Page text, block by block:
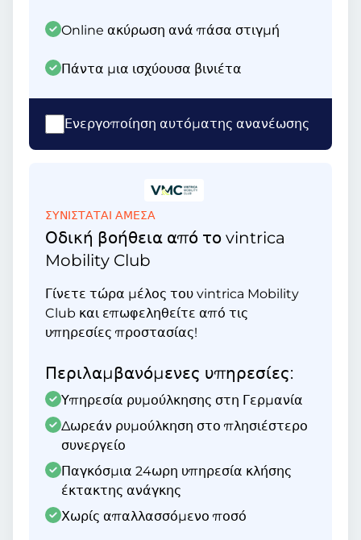
Online ακύρωση ανά πάσα στιγμή
Πάντα μια ισχύουσα βινιέτα
Ενεργοποίηση αυτόματης ανανέωσης
ΣΥΝΙΣΤΑΤΑΙ ΑΜΕΣΑ
Οδική βοήθεια από το vintrica
Mobility Club
Γίνετε τώρα μέλος του vintrica Mobility
Club και επωφεληθείτε από τις
υπηρεσίες προστασίας!
Περιλαμβανόμενες υπηρεσίες:
Υπηρεσία ρυμούλκησης στη Γερμανία
Δωρεάν ρυμούλκηση στο πλησιέστερο
συνεργείο
Παγκόσμια 24ωρη υπηρεσία κλήσης
έκτακτης ανάγκης
Χωρίς απαλλασσόμενο ποσό